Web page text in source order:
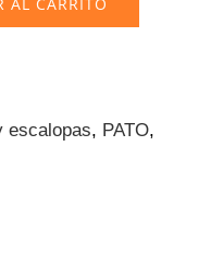
escalopas, PATO,